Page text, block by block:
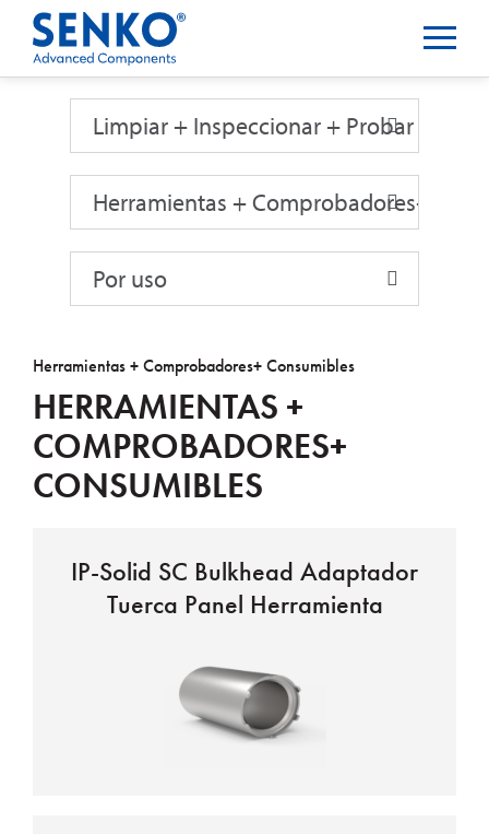
Limpiar + Inspeccionar + Probar
Limpiar + Inspeccionar + Probar
Herramientas + Comprobadores+
Por uso
Herramientas + Comprobadores+ Consumibles
HERRAMIENTAS +
COMPROBADORES+
CONSUMIBLES
IP-Solid SC Bulkhead Adaptador
Tuerca Panel Herramienta